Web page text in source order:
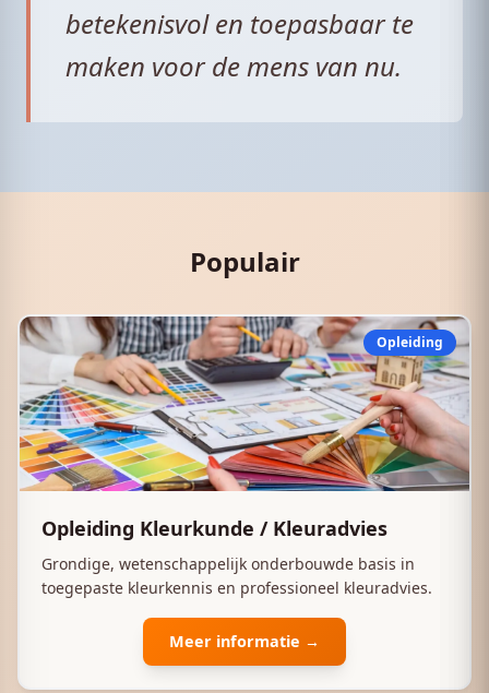
betekenisvol en toepasbaar te
maken voor de mens van nu.
Populair
Opleiding
Opleiding Kleurkunde / Kleuradvies
Grondige, wetenschappelijk onderbouwde basis in
toegepaste kleurkennis en professioneel kleuradvies.
Meer informatie →